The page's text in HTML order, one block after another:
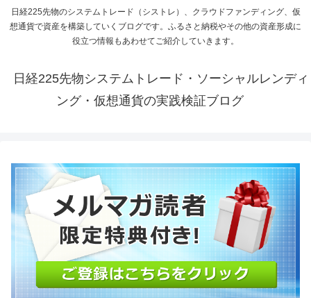
日経225先物のシステムトレード（シストレ）、クラウドファンディング、仮
想通貨で資産を構築していくブログです。ふるさと納税やその他の資産形成に
役立つ情報もあわせてご紹介していきます。
日経225先物システムトレード・ソーシャルレンディ
ング・仮想通貨の実践検証ブログ